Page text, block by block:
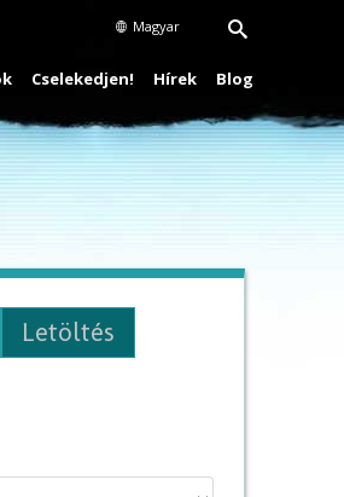
Magyar
Cselekedjen! Hírek Blog
Letöltés